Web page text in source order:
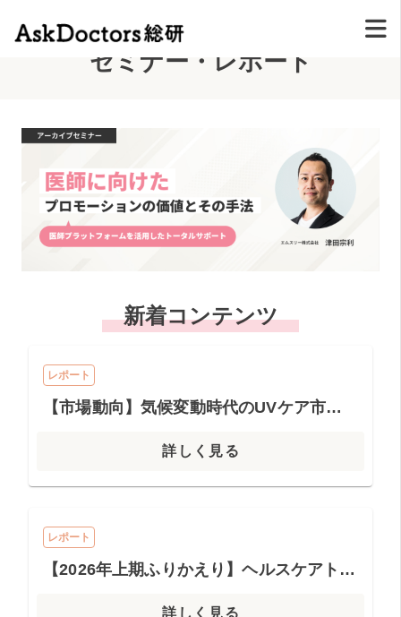
Seminar & Report
セミナー・レポート
新着コンテンツ
レポート
【市場動向】気候変動時代のUVケア市場最前線
詳しく見る
レポート
【2026年上期ふりかえり】ヘルスケアトレンドまとめ
詳しく見る